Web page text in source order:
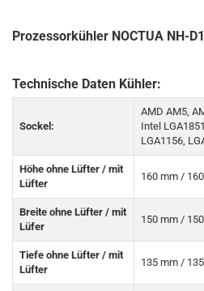
Prozessorkühler NOCTUA NH-
Technische Daten Kühler:
Sockel:
AMD AM5,
Intel
LGA1156,
Höhe ohne Lüfter / mit
Lüfter
160 mm /
Breite ohne Lüfter / mit
Lüfer
150 mm /
Tiefe ohne Lüfter / mit
Lüfter
135 mm /